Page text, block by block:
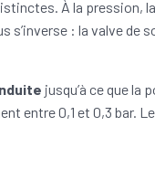
À la pression, la
: la valve de
jusqu’à ce que la
entre 0,1 et 0,3 bar.